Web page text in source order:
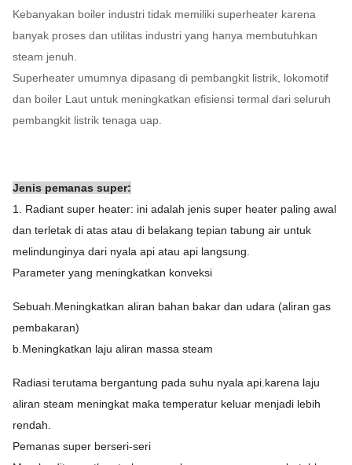
Kebanyakan boiler industri tidak memiliki superheater karena
banyak proses dan utilitas industri yang hanya membutuhkan
steam jenuh.
Superheater umumnya dipasang di pembangkit listrik, lokomotif
dan boiler Laut untuk meningkatkan efisiensi termal dari seluruh
pembangkit listrik tenaga uap.
Jenis pemanas super:
1. Radiant super heater: ini adalah jenis super heater paling awal
dan terletak di atas atau di belakang tepian tabung air untuk
melindunginya dari nyala api atau api langsung.
Parameter yang meningkatkan konveksi
Sebuah.Meningkatkan aliran bahan bakar dan udara (aliran gas
pembakaran)
b.Meningkatkan laju aliran massa steam
Radiasi terutama bergantung pada suhu nyala api.karena laju
aliran steam meningkat maka temperatur keluar menjadi lebih
rendah.
Pemanas super berseri-seri